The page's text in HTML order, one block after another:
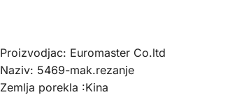
Proizvodjac: Euromaster Co.ltd
Naziv: 5469-mak.rezanje
Zemlja porekla :Kina